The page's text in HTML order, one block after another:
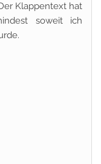
Klappentext hat
soweit ich